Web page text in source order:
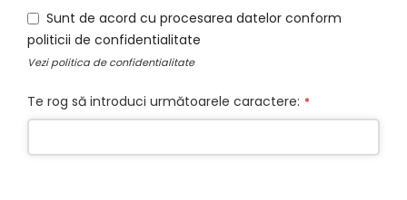
Sunt de acord cu procesarea datelor conform
politicii de confidentialitate
Vezipolitica de confidentialitate
Te rog să introduci următoarele caractere: *